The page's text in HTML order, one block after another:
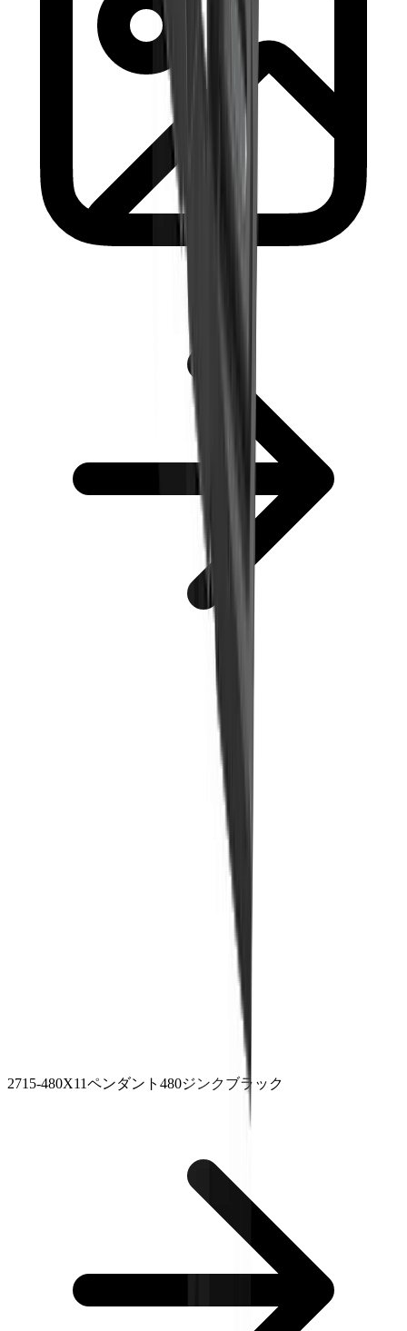
2715-480X11ペンダント480ジンクブラック